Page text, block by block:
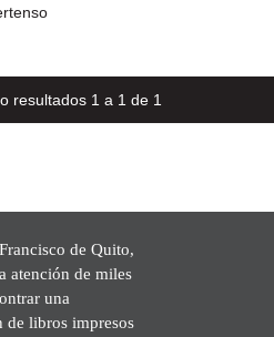
resultados 1 a 1 de 1
de Quito,
atención de miles
una
de libros impresos